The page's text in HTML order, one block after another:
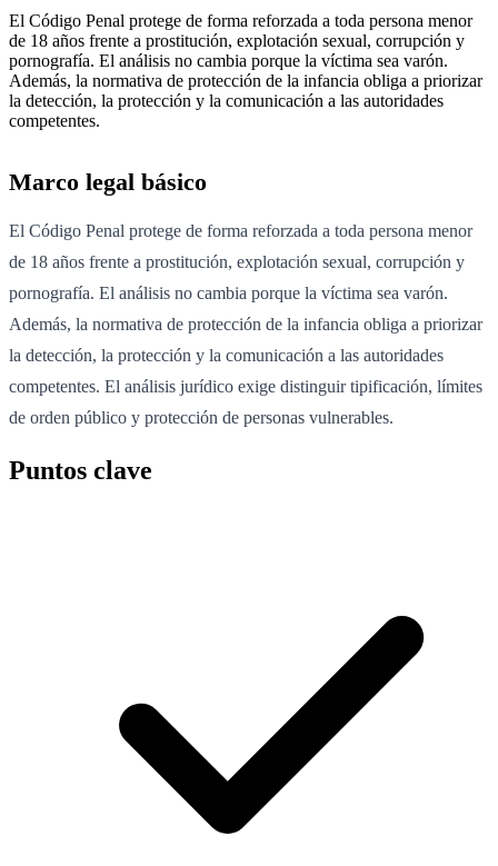
El Código Penal protege de forma reforzada a toda persona menor
de 18 años frente a prostitución, explotación sexual, corrupción y
pornografía. El análisis no cambia porque la víctima sea varón.
Además, la normativa de protección de la infancia obliga a priorizar
la detección, la protección y la comunicación a las autoridades
competentes.
Marco legal básico
El Código Penal protege de forma reforzada a toda persona menor
de 18 años frente a prostitución, explotación sexual, corrupción y
pornografía. El análisis no cambia porque la víctima sea varón.
Además, la normativa de protección de la infancia obliga a priorizar
la detección, la protección y la comunicación a las autoridades
competentes. El análisis jurídico exige distinguir tipificación, límites
de orden público y protección de personas vulnerables.
Puntos clave